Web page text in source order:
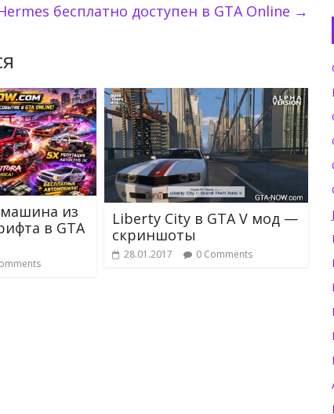
бесплатно доступен в GTA Online →
из
в GTA
Liberty City в GTA V мод —
скриншоты
28.01.2017 0 Comments